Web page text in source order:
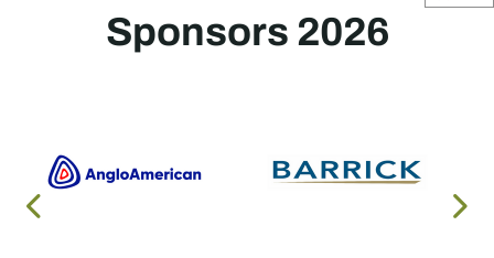
Sponsors 2026